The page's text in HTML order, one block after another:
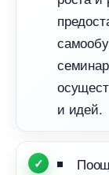
и идей.